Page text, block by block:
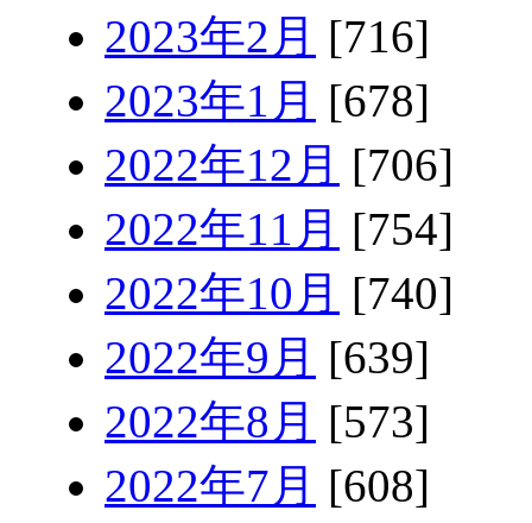
2023年2月 [716]
2023年1月 [678]
2022年12月 [706]
2022年11月 [754]
2022年10月 [740]
2022年9月 [639]
2022年8月 [573]
2022年7月 [608]